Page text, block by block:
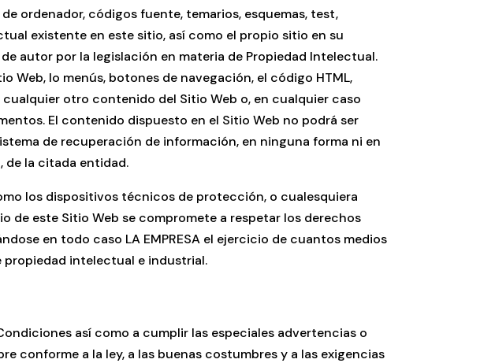
ordenador, códigos fuente, temarios, esquemas, test,
existente en este sitio, así como el propio sitio en su
autor por la legislación en materia de Propiedad Intelectual.
Web, lo menús, botones de navegación, el código HTML,
cualquier otro contenido del Sitio Web o, en cualquier caso
El contenido dispuesto en el Sitio Web no podrá ser
de recuperación de información, en ninguna forma ni en
de la citada entidad.
los dispositivos técnicos de protección, o cualesquiera
de este Sitio Web se compromete a respetar los derechos
en todo caso LA EMPRESA el ejercicio de cuantos medios
propiedad intelectual e industrial.
así como a cumplir las especiales advertencias o
conforme a la ley, a las buenas costumbres y a las exigencias